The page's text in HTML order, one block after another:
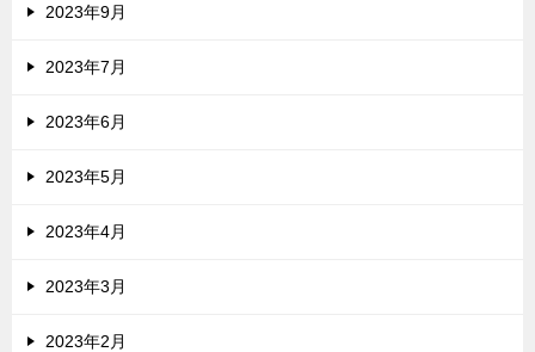
2023年9月
2023年7月
2023年6月
2023年5月
2023年4月
2023年3月
2023年2月